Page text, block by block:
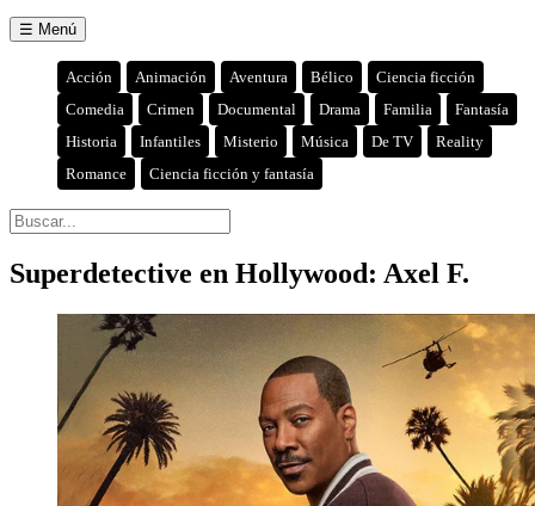
☰ Menú
Acción Animación Aventura Bélico
Ciencia ficción
Comedia
Crimen Documental Drama Familia
Fantasía
Historia
Infantiles Misterio Música De TV
Reality
Romance
Ciencia ficción y fantasía
Superdetective en Hollywood: Axel F.